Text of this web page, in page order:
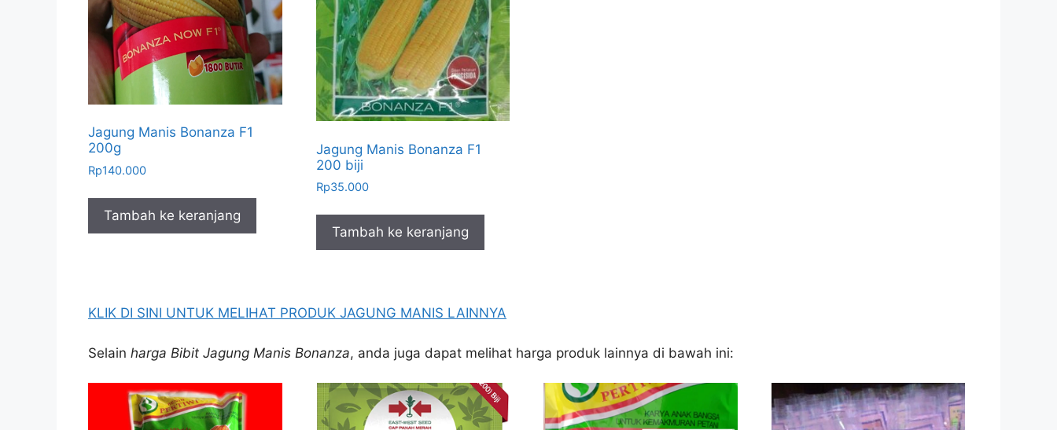
Jagung Manis Bonanza F1
200g
Rp140.000
Tambah ke keranjang
Jagung Manis Bonanza F1
200 biji
Rp35.000
Tambah ke keranjang
KLIK DI SINI UNTUK MELIHAT PRODUK JAGUNG MANIS LAINNYA
Selain harga Bibit Jagung Manis Bonanza, anda juga dapat melihat harga produk lainnya di bawah ini: